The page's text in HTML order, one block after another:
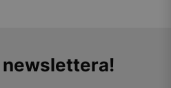
newslettera!